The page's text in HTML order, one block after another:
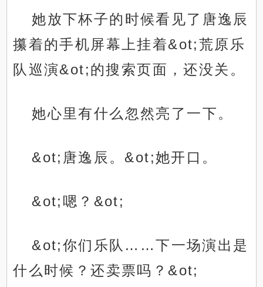
她放下杯子的时候看见了唐逸辰
攥着的手机屏幕上挂着&ot;荒原乐
队巡演&ot;的搜索页面，还没关。
她心里有什么忽然亮了一下。
&ot;唐逸辰。&ot;她开口。
&ot;嗯？&ot;
&ot;你们乐队……下一场演出是
什么时候？还卖票吗？&ot;